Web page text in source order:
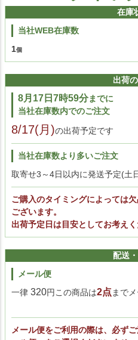
在庫
当社WEB在庫数
1
出荷
8月17日7時59分までに
当社在庫数内でのご注文
8/17(月)の出荷予定です
当社在庫数より多いご注文
取寄せ3～4日以内に発送予定(土
ご購入のタイミングによっては
ございます。
出荷予定日は目安としてお考えく
配送
メール便
一律 320円この商品は2点 まで
メール便をご利用の際は、必ず